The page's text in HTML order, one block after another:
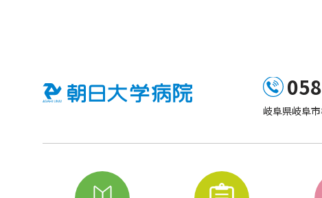
岐阜県岐阜